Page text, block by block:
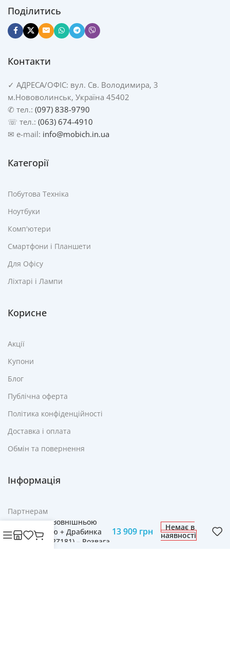
Поділитись
Контакти
✓ АДРЕСА/ОФІС: вул. Св. Володимира, 3
м.Нововолинськ, Україна 45402
✆ тел.: (097) 838-9790
☏ тел.: (063) 674-4910
✉ e-mail: info@mobich.in.ua
Категорії
Побутова Техніка
Ноутбуки
Комп'ютери
Смартфони і Планшети
Для Офісу
Ліхтарі і Лампи
Корисне
Акції
Купони
Блог
Публічна оферта
Політика конфіденційності
Доставка і оплата
Обмін та повернення
Інформація
Партнерам
Реклама
Батут Neo-Sport 374
см із Зовнішньою
Сіткою + Драбинка
(NS-12Z181) – Розвага
для Дітей і Дорослих
13 909 грн
Немає в
наявності